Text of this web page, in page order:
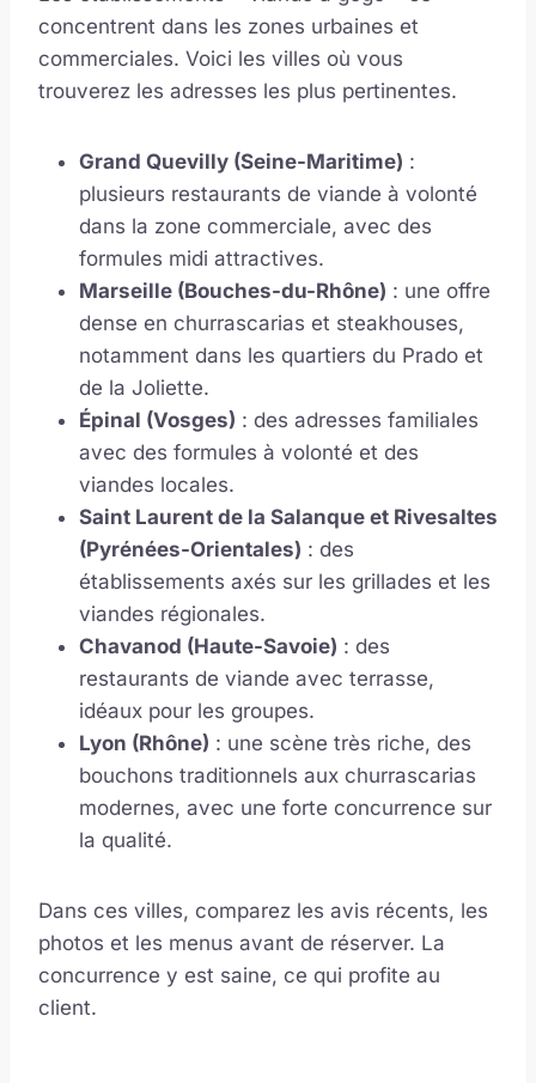
concentrent dans les zones urbaines et
commerciales. Voici les villes où vous
trouverez les adresses les plus pertinentes.
Grand Quevilly (Seine-Maritime) :
plusieurs restaurants de viande à volonté
dans la zone commerciale, avec des
formules midi attractives.
Marseille (Bouches-du-Rhône) : une offre
dense en churrascarias et steakhouses,
notamment dans les quartiers du Prado et
de la Joliette.
Épinal (Vosges) : des adresses familiales
avec des formules à volonté et des
viandes locales.
Saint Laurent de la Salanque et Rivesaltes
(Pyrénées-Orientales) : des
établissements axés sur les grillades et les
viandes régionales.
Chavanod (Haute-Savoie) : des
restaurants de viande avec terrasse,
idéaux pour les groupes.
Lyon (Rhône) : une scène très riche, des
bouchons traditionnels aux churrascarias
modernes, avec une forte concurrence sur
la qualité.
Dans ces villes, comparez les avis récents, les
photos et les menus avant de réserver. La
concurrence y est saine, ce qui profite au
client.